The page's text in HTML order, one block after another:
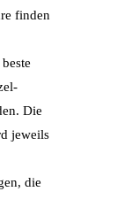
finden
Die
jeweils
die